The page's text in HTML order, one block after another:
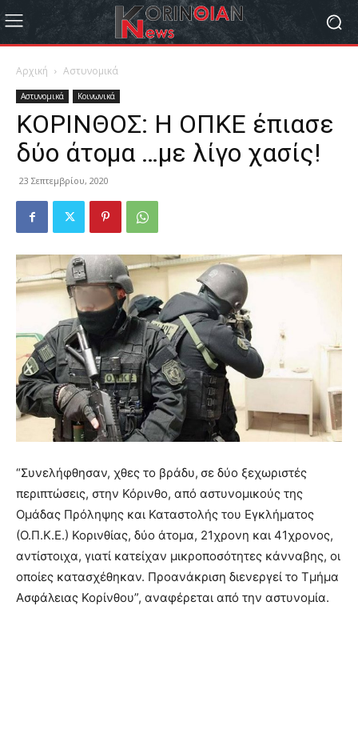
Αρχική Αστυνομικά
Αστυνομικά Κοινωνικά
ΚΟΡΙΝΘΟΣ: Η ΟΠΚΕ έπιασε
δύο άτομα …με λίγο χασίς!
23 Σεπτεμβρίου, 2020
“Συνελήφθησαν, χθες το βράδυ, σε δύο ξεχωριστές
περιπτώσεις, στην Κόρινθο, από αστυνομικούς της
Ομάδας Πρόληψης και Καταστολής του Εγκλήματος
(Ο.Π.Κ.Ε.) Κορινθίας, δύο άτομα, 21χρονη και 41χρονος,
αντίστοιχα, γιατί κατείχαν μικροποσότητες κάνναβης, οι
οποίες κατασχέθηκαν. Προανάκριση διενεργεί το Τμήμα
Ασφάλειας Κορίνθου”, αναφέρεται από την αστυνομία.